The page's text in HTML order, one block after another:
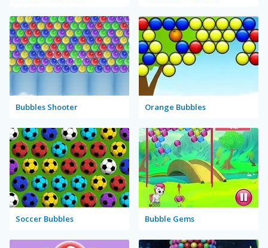
Bubbles Shooter Orange Bubbles
Soccer Bubbles Bubble Gems